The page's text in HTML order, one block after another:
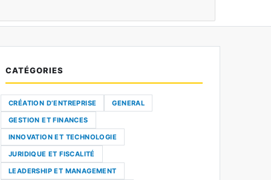
QUI NE RESPECTENT PAS
à renforcer leur responsabilité environnementale. Le […]
CATÉGORIES
CRÉATION D’ENTREPRISE
GENERAL
GESTION ET FINANCES
INNOVATION ET TECHNOLOGIE
JURIDIQUE ET FISCALITÉ
LEADERSHIP ET MANAGEMENT